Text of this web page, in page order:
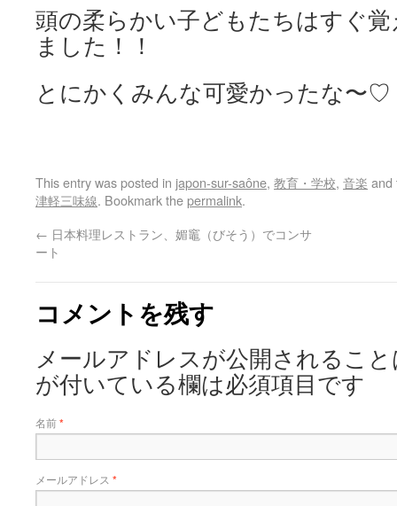
頭の柔らかい子どもたちはすぐ
ました！！
とにかくみんな可愛かったな〜♡
This entry was posted in japon-sur-saône, 教育・学校, 音楽
津軽三味線. Bookmark thepermalink.
← 日本料理レストラン、媚竈（びそう）でコンサ
ート
コメントを残す
メールアドレスが公開されるこ
が付いている欄は必須項目です
名前*
メールアドレス *